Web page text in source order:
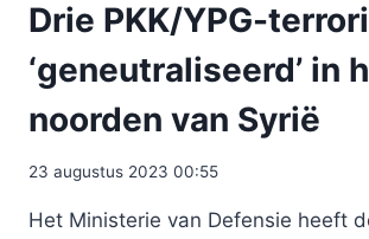
Drie PKK/YPG-
‘geneutraliseerd’ in
noorden van Syrië
23 augustus 2023 00:55
Het Ministerie van Defensie heeft